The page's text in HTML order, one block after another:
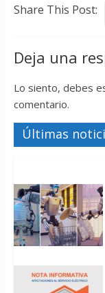
Share This Post:
Deja una
Lo siento, debes
comentario.
Últimas